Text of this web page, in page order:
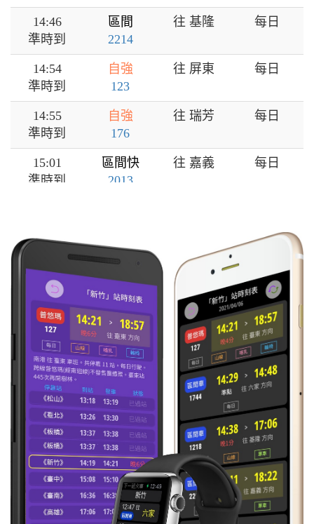
14:46
準時到
區間
2214
往 基隆 每日
14:54
準時到
自強
123
往 屏東 每日
14:55
準時到
自強
176
往 瑞芳 每日
15:01
準時到
區間快
2013
往 嘉義 每日
準時到
區間
往 斗南
15:16
準時到
區間
3188
往 后里 每日
15:33
準時到
自強
128
往 基隆 每日
15:34
準時到
自強
125
往 潮州
15:41
準時到
區間
2224
往 北湖 每日
15:43
準時到
區間
3237
往 潮州 每日